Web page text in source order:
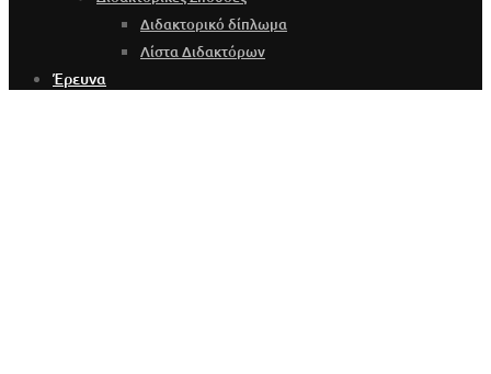
Διδακτορικό δίπλωμα
Λίστα Διδακτόρων
Έρευνα